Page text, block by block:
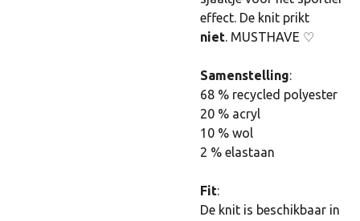
effect. De knit prikt
niet. MUSTHAVE ♡
Samenstelling:
68 % recycled polyester
20 % acryl
10 % wol
2 % elastaan
Fit:
De knit is beschikbaar in